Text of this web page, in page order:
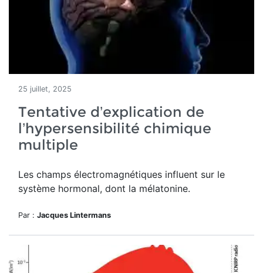
25 juillet, 2025
Tentative d’explication de
l’hypersensibilité chimique
multiple
Les champs électromagnétiques influent sur le
système hormonal, dont la mélatonine.
Par : Jacques Lintermans